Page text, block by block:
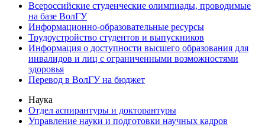
Всероссийские студенческие олимпиады, проводимые
на базе ВолГУ
Информационно-образовательные ресурсы
Трудоустройство студентов и выпускников
Информация о доступности высшего образования для
инвалидов и лиц с ограниченными возможностями
здоровья
Перевод в ВолГУ на бюджет
Наука
Отдел аспирантуры и докторантуры
Управление науки и подготовки научных кадров